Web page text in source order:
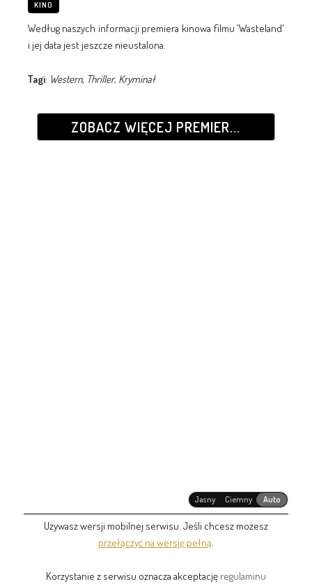
KINO
Według naszych informacji premiera kinowa filmu 'Wasteland'
i jej data jest jeszcze nieustalona.
Tagi: Western, Thriller, Kryminał
ZOBACZ WIĘCEJ PREMIER...
Jasny Ciemny Auto
Używasz wersji mobilnej serwisu. Jeśli chcesz możesz
przełączyć na wersję pełną
Korzystanie z serwisu oznacza akceptację regulaminu